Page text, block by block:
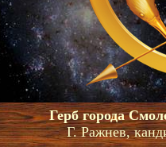
Герб города
Г. Ражнев,